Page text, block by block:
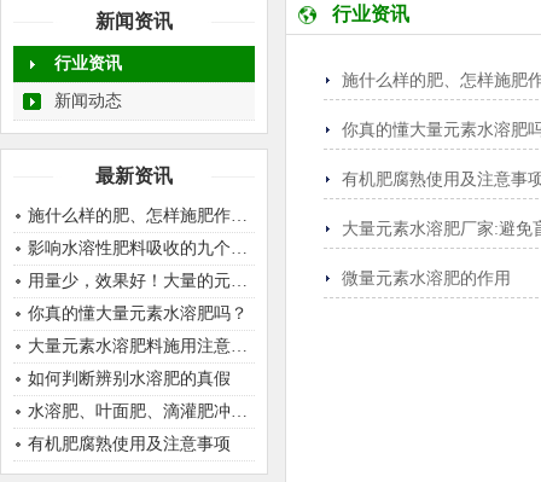
新闻资讯
行业资讯
新闻动态
最新资讯
施什么样的肥、怎样施肥作物才能生长的好呢？
影响水溶性肥料吸收的九个因素
用量少，效果好！大量的元素肥，原来使用是正确的！
你真的懂大量元素水溶肥吗？
大量元素水溶肥料施用注意事项
如何判断辨别水溶肥的真假
水溶肥、叶面肥、滴灌肥冲施肥之间有什么区别
有机肥腐熟使用及注意事项
行业资讯
施什么样的肥、怎样施肥
你真的懂大量元素水溶肥
有机肥腐熟使用及注意事
大量元素水溶肥厂家:避免
微量元素水溶肥的作用